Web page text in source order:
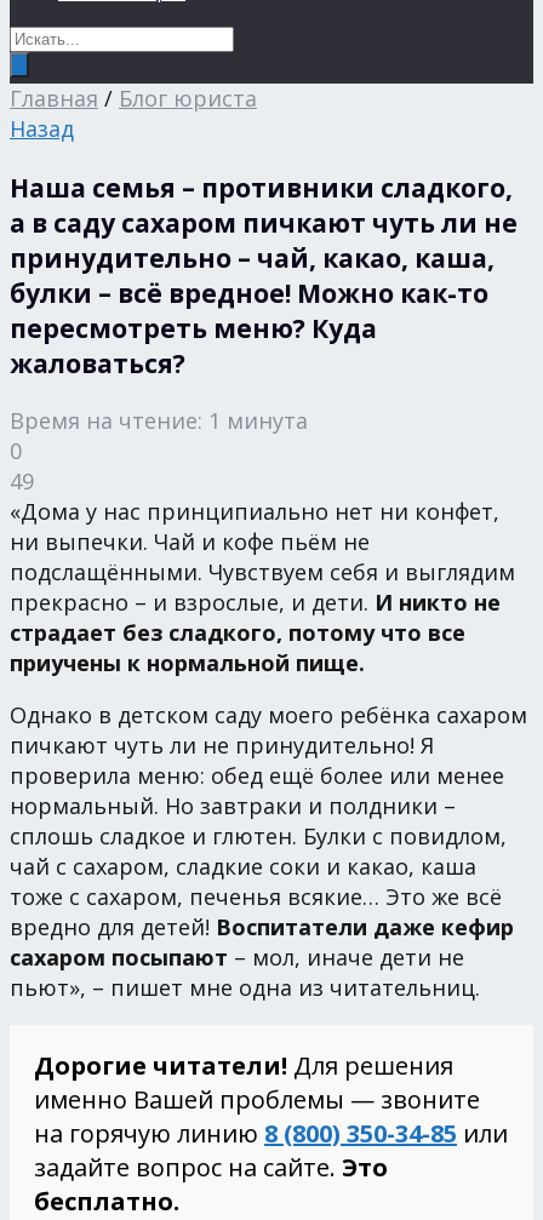
Главная / Блог юриста
Назад
Наша семья – противники сладкого,
а в саду сахаром пичкают чуть ли не
принудительно – чай, какао, каша,
булки – всё вредное! Можно как-то
пересмотреть меню? Куда
жаловаться?
Время на чтение: 1 минута
0
49
«Дома у нас принципиально нет ни конфет,
ни выпечки. Чай и кофе пьём не
подслащёнными. Чувствуем себя и выглядим
прекрасно – и взрослые, и дети. И никто не
страдает без сладкого, потому что все
приучены к нормальной пище.
Однако в детском саду моего ребёнка сахаром
пичкают чуть ли не принудительно! Я
проверила меню: обед ещё более или менее
нормальный. Но завтраки и полдники –
сплошь сладкое и глютен. Булки с повидлом,
чай с сахаром, сладкие соки и какао, каша
тоже с сахаром, печенья всякие… Это же всё
вредно для детей! Воспитатели даже кефир
сахаром посыпают – мол, иначе дети не
пьют», – пишет мне одна из читательниц.
Дорогие читатели! Для решения
именно Вашей проблемы — звоните
на горячую линию 8 (800) 350-34-85 или
задайте вопрос на сайте. Это
бесплатно.